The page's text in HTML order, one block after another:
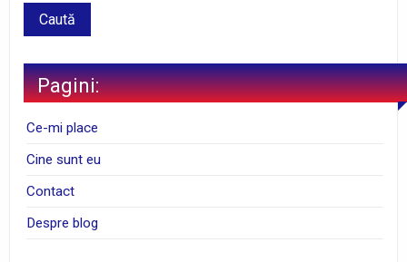
Pagini:
Ce-mi place
Cine sunt eu
Contact
Despre blog